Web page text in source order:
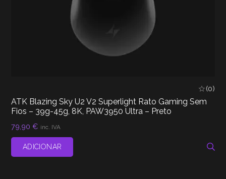
(0)
ATK Blazing Sky U2 V2 Superlight Rato Gaming Sem
Fios – 39g-45g, 8K, PAW3950 Ultra – Preto
79,90€ inc. IVA
ADICIONAR